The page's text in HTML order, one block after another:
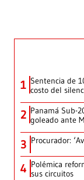
1 Sentencia de
costo del
2 Panamá Sub-
goleado ante
3 Procurador:
4 Polémica
sus circuitos